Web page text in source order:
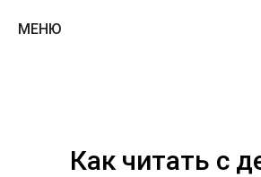
МЕНЮ
Как читать с